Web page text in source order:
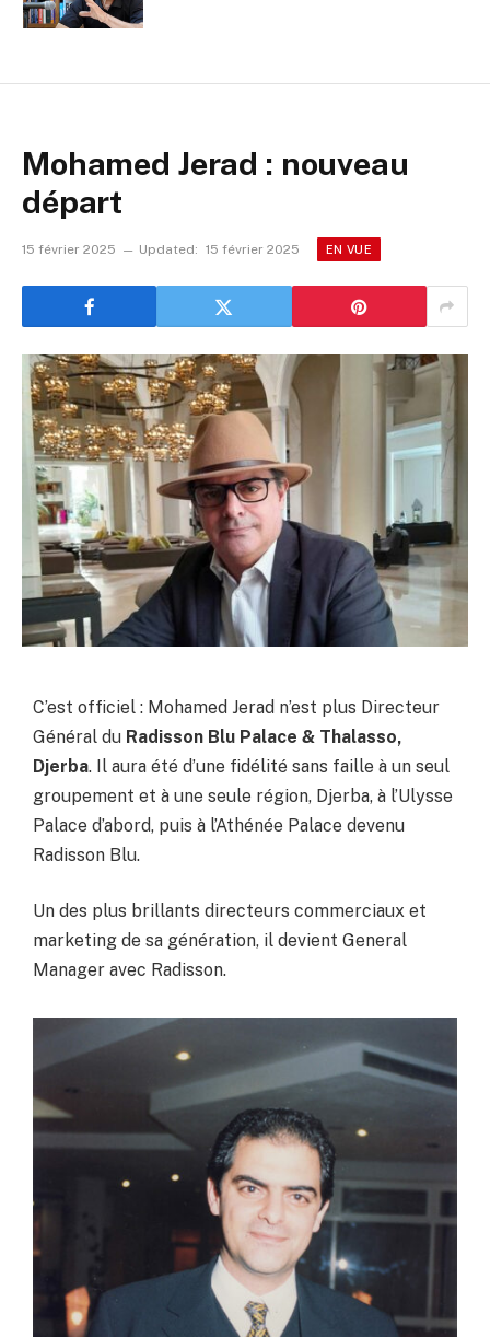
Mohamed Jerad : nouveau
départ
15 février 2025 Updated: 15 février 2025 EN VUE
C’est officiel : Mohamed Jerad n’est plus Directeur
Général du Radisson Blu Palace & Thalasso,
Djerba. Il aura été d’une fidélité sans faille à un seul
groupement et à une seule région, Djerba, à l’Ulysse
Palace d’abord, puis à l’Athénée Palace devenu
Radisson Blu.
Un des plus brillants directeurs commerciaux et
marketing de sa génération, il devient General
Manager avec Radisson.